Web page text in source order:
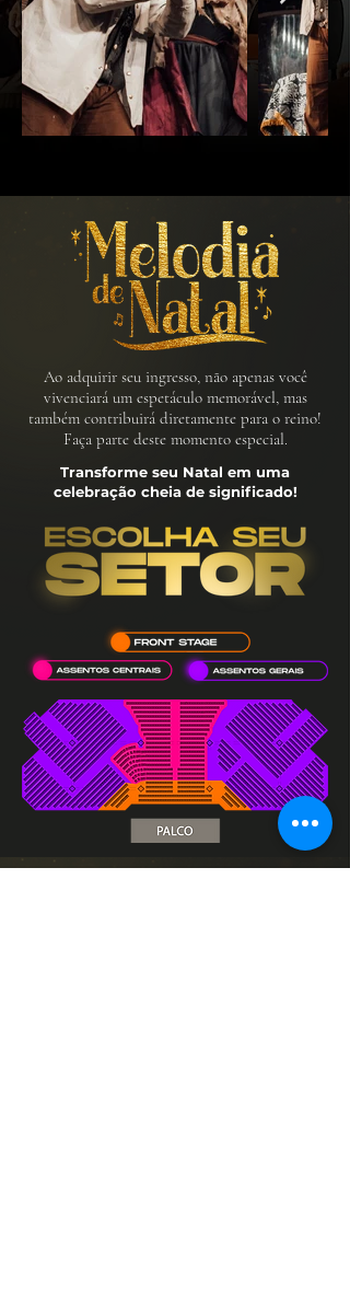
Ao adquirir seu ingresso, não apenas você
vivenciará um espetáculo memorável, mas
também contribuirá diretamente para o reino!
Faça parte deste momento especial.
Transforme seu Natal em uma
celebração cheia de significado!